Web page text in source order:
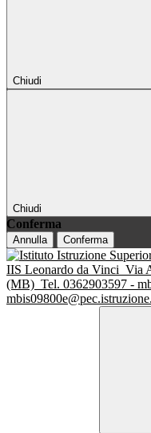
Chiudi
Chiudi
Conferma
Annulla Conferma
IIS Leonardo da Vinci Via
(MB) Tel. 0362903597 -